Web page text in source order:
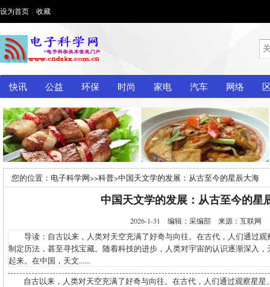
设为首页 收藏
快讯 公益 环保 时尚 家电 汽车 网络
您的位置： 电子科学网>>科普>中国天文学的发展：从古至今的星辰大海
中国天文学的发展：从古至今的星
2026-1-31 编辑：采编部 来源：互联网
导读：自古以来，人类对天空充满了好奇与向往。在古代，人们通过观
制定历法，甚至寻找宝藏。随着科技的进步，人类对宇宙的认识逐渐深入
起来。在中国，天文......
自古以来，人类对天空充满了好奇与向往。在古代，人们通过观察星